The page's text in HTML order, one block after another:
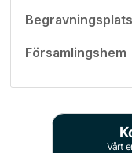
Församlingshem
Vårt